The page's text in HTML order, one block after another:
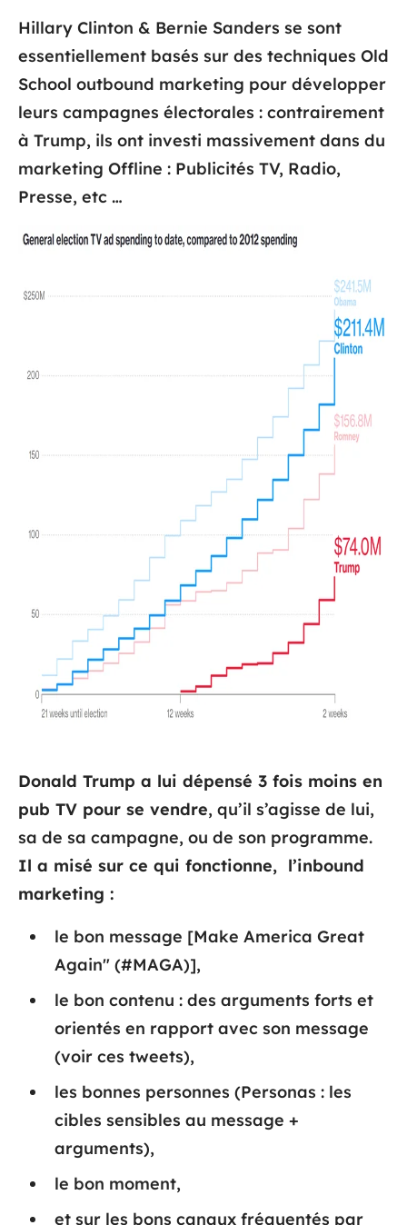
Hillary Clinton & Bernie Sanders se sont
essentiellement basés sur des techniques Old
School outbound marketing pour développer
leurs campagnes électorales : contrairement
à Trump, ils ont investi massivement dans du
marketing Offline : Publicités TV, Radio,
Presse, etc …
Donald Trump a lui dépensé 3 fois moins en
pub TV pour se vendre, qu’il s’agisse de lui,
sa de sa campagne, ou de son programme.
Il a misé sur ce qui fonctionne, l’inbound
marketing :
le bon message [Make America Great
Again" (#MAGA)],
le bon contenu : des arguments forts et
orientés en rapport avec son message
(voir ces tweets),
les bonnes personnes (Personas : les
cibles sensibles au message +
arguments),
le bon moment,
et sur les bons canaux fréquentés par